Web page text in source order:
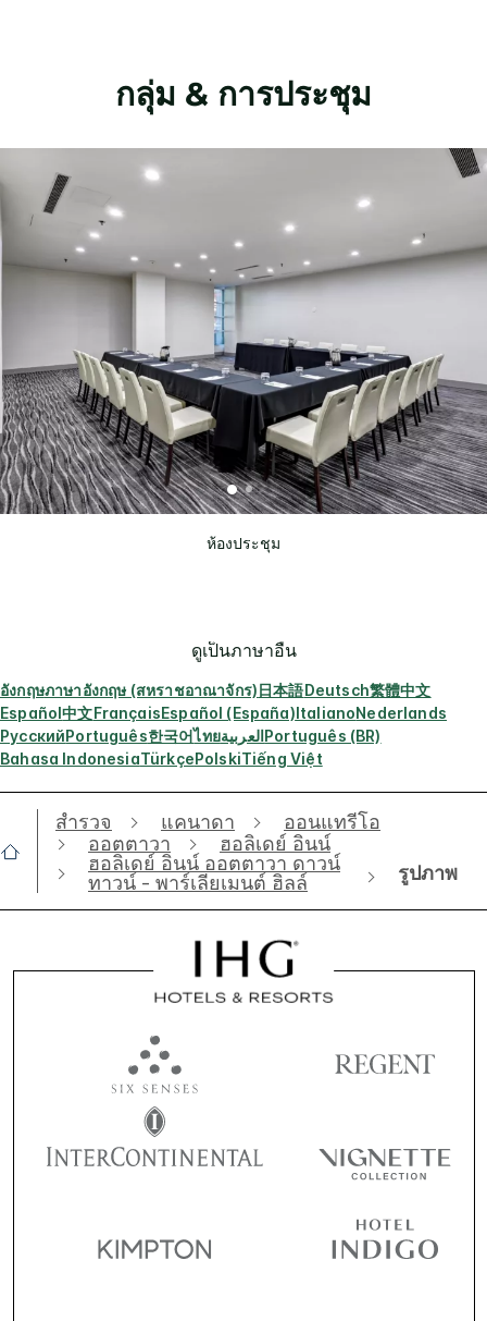
กลุ่ม & การประชุม
ห้องประชุม
ดูเป็นภาษาอื่น
อังกฤษภาษาอังกฤษ (สหราชอาณาจักร)日本語Deutsch繁體中文
Español中文FrançaisEspañol (España)ItalianoNederlands
РусскийPortuguês한국어ไทยالعربيةPortuguês (BR)
Bahasa IndonesiaTürkçePolskiTiếng Việt
สำรวจ แคนาดา
ออนแทรีโอ
ออตตาวา
ฮอลิเดย์ อินน์
ฮอลิเดย์ อินน์ ออตตาวา ดาวน์
ทาวน์ - พาร์เลียเมนต์ ฮิลล์
รูปภาพ